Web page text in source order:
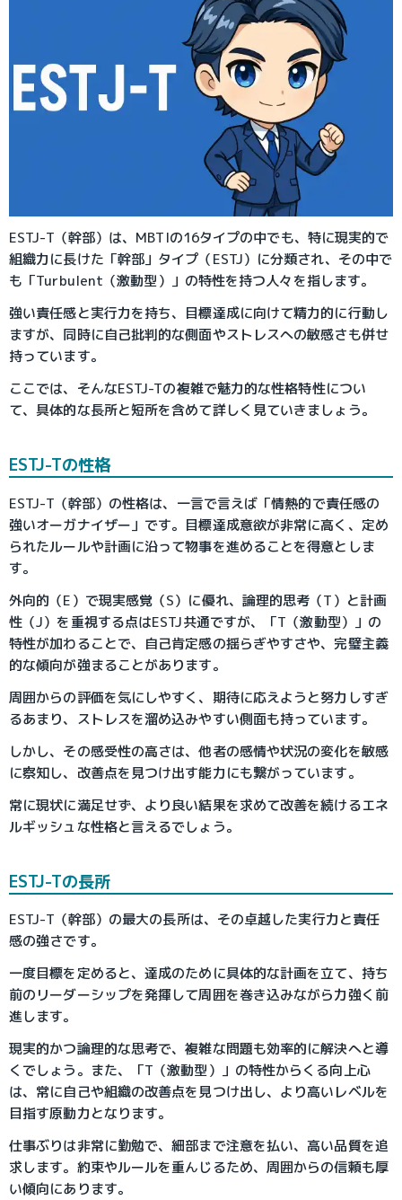
ESTJ-T（幹部）は、MBTIの16タイプの中でも、特に現実的で
組織力に長けた「幹部」タイプ（ESTJ）に分類され、その中で
も「Turbulent（激動型）」の特性を持つ人々を指します。
強い責任感と実行力を持ち、目標達成に向けて精力的に行動し
ますが、同時に自己批判的な側面やストレスへの敏感さも併せ
持っています。
ここでは、そんなESTJ-Tの複雑で魅力的な性格特性につい
て、具体的な長所と短所を含めて詳しく見ていきましょう。
ESTJ-Tの性格
ESTJ-T（幹部）の性格は、一言で言えば「情熱的で責任感の
強いオーガナイザー」です。目標達成意欲が非常に高く、定め
られたルールや計画に沿って物事を進めることを得意としま
す。
外向的（E）で現実感覚（S）に優れ、論理的思考（T）と計画
性（J）を重視する点はESTJ共通ですが、「T（激動型）」の
特性が加わることで、自己肯定感の揺らぎやすさや、完璧主義
的な傾向が強まることがあります。
周囲からの評価を気にしやすく、期待に応えようと努力しすぎ
るあまり、ストレスを溜め込みやすい側面も持っています。
しかし、その感受性の高さは、他者の感情や状況の変化を敏感
に察知し、改善点を見つけ出す能力にも繋がっています。
常に現状に満足せず、より良い結果を求めて改善を続けるエネ
ルギッシュな性格と言えるでしょう。
ESTJ-Tの長所
ESTJ-T（幹部）の最大の長所は、その卓越した実行力と責任
感の強さです。
一度目標を定めると、達成のために具体的な計画を立て、持ち
前のリーダーシップを発揮して周囲を巻き込みながら力強く前
進します。
現実的かつ論理的な思考で、複雑な問題も効率的に解決へと導
くでしょう。また、「T（激動型）」の特性からくる向上心
は、常に自己や組織の改善点を見つけ出し、より高いレベルを
目指す原動力となります。
仕事ぶりは非常に勤勉で、細部まで注意を払い、高い品質を追
求します。約束やルールを重んじるため、周囲からの信頼も厚
い傾向にあります。